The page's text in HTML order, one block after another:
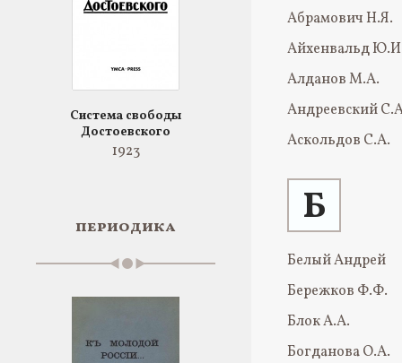
Система свободы
Достоевского
1923
периодика
Абрамович Н.Я.
Айхенвальд
Алданов М.А.
Андреевский
Аскольдов С.А.
Б
Белый Андрей
Бережков Ф.Ф.
Блок А.А.
Богданова О.А.